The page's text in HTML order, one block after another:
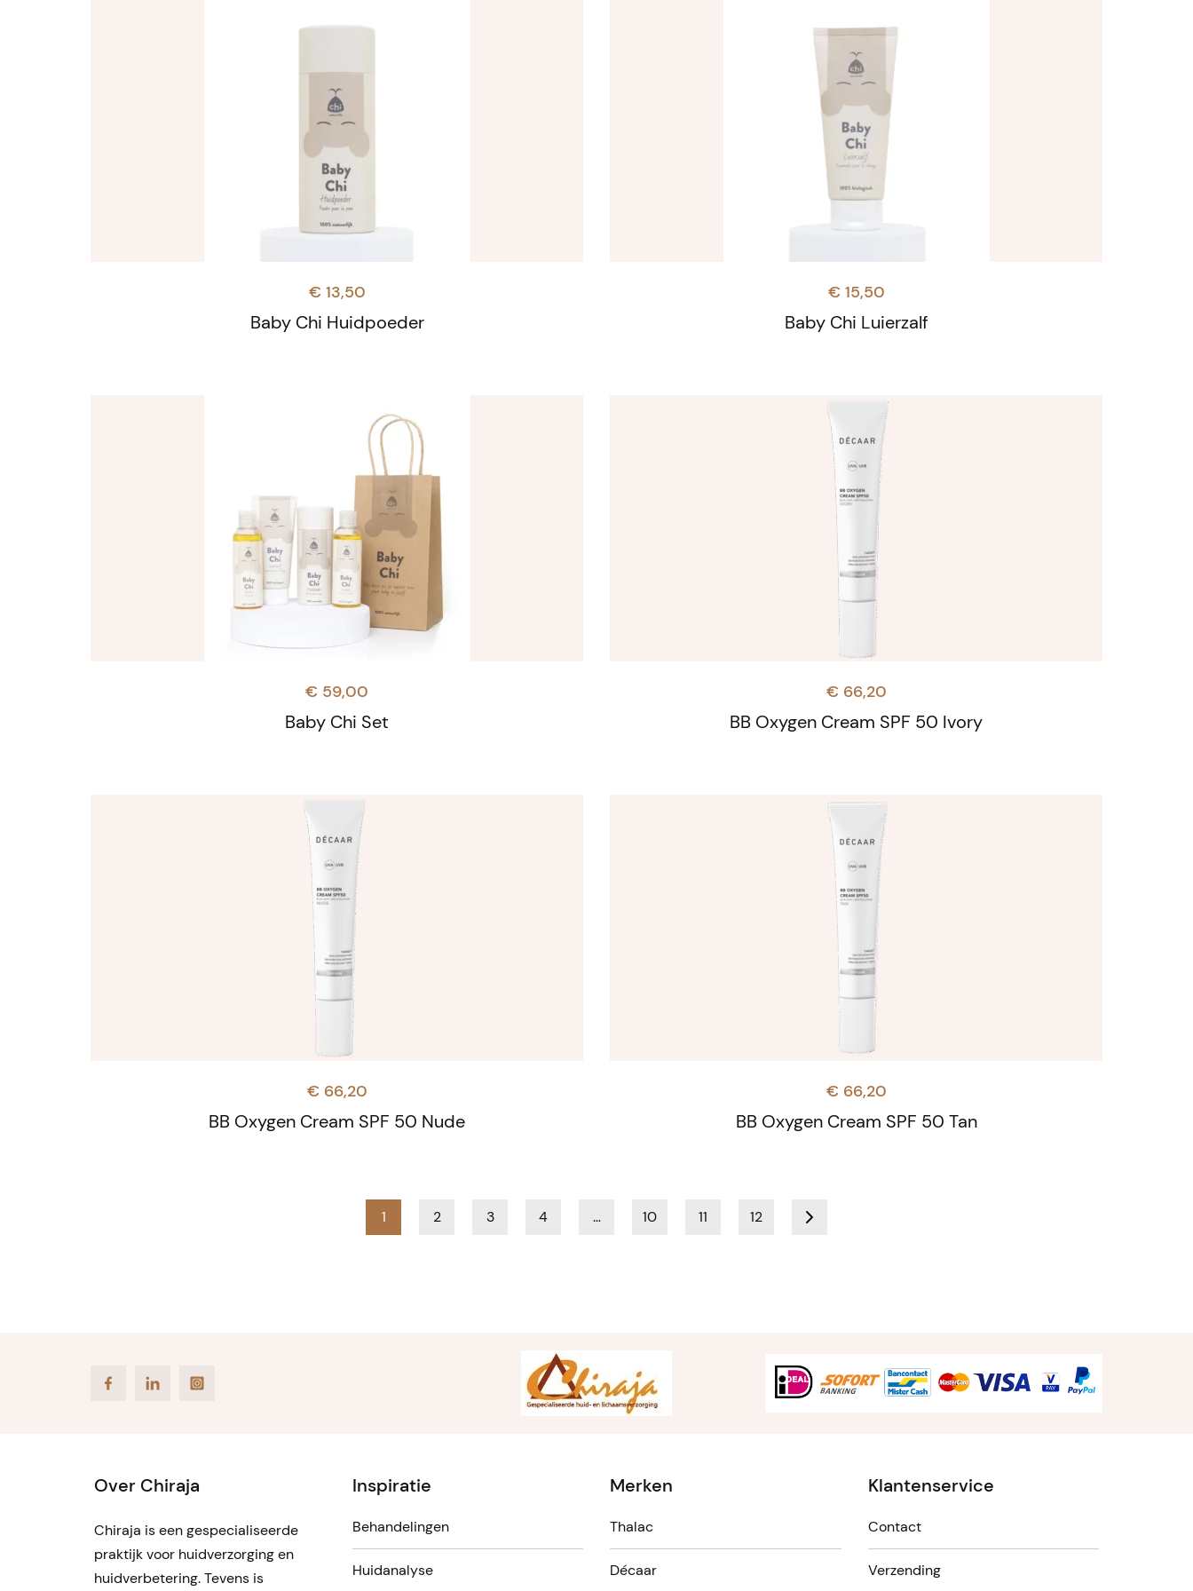
Baby Chi Huidpoeder
€ 13,50
Baby Chi Luierzalf
€ 15,50
Baby Chi Set
€ 59,00
BB Oxygen Cream SPF 50 Ivory
€ 66,20
BB Oxygen Cream SPF 50 Nude
€ 66,20
BB Oxygen Cream SPF 50 Tan
€ 66,20
1 2 3 4 … 10 11 12
FacebookLinkedIn Instagram
Over Chiraja
Chiraja is een gespecialiseerde
praktijk voor huidverzorging en
huidverbetering. Tevens is
Inspiratie
Behandelingen
Huidanalyse
Merken
Thalac
Décaar
Klantenservice
Contact
Verzending